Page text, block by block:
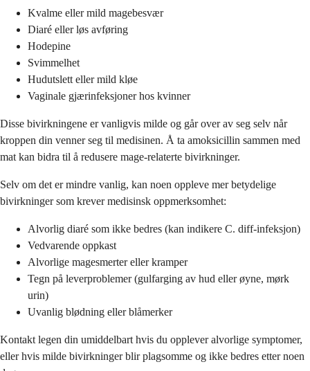
Kvalme eller mild magebesvær
Diaré eller løs avføring
Hodepine
Svimmelhet
Hudutslett eller mild kløe
Vaginale gjærinfeksjoner hos kvinner
Disse bivirkningene er vanligvis milde og går over av seg selv når
kroppen din venner seg til medisinen. Å ta amoksicillin sammen med
mat kan bidra til å redusere mage-relaterte bivirkninger.
Selv om det er mindre vanlig, kan noen oppleve mer betydelige
bivirkninger som krever medisinsk oppmerksomhet:
Alvorlig diaré som ikke bedres (kan indikere C. diff-infeksjon)
Vedvarende oppkast
Alvorlige magesmerter eller kramper
Tegn på leverproblemer (gulfarging av hud eller øyne, mørk
urin)
Uvanlig blødning eller blåmerker
Kontakt legen din umiddelbart hvis du opplever alvorlige symptomer,
eller hvis milde bivirkninger blir plagsomme og ikke bedres etter noen